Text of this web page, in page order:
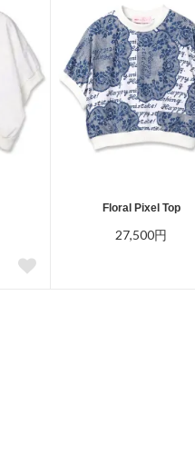
Floral Pixel Top
27,500円